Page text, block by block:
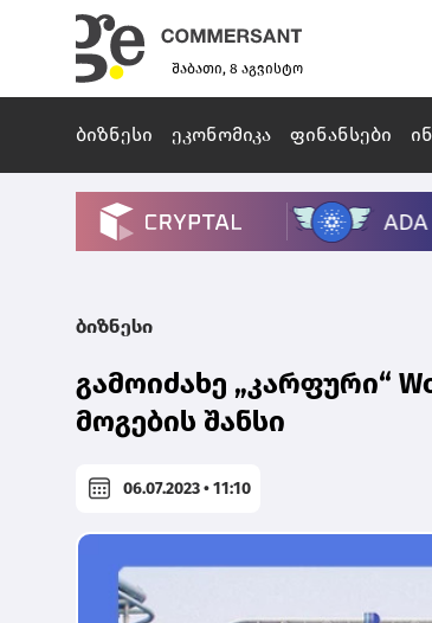
შაბათი, 8 აგვისტო
ბიზნესი ეკონომიკა ფინანსები
ბიზნესი
გამოიძახე „კარფური“
მოგების შანსი
06.07.2023 • 11:10